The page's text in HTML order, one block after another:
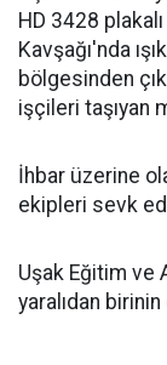
HD 3428
Kavşağı'nda
bölgesinden
işçileri taşıyan
İhbar üzerine
ekipleri sevk
Uşak Eğitim ve
yaralıdan